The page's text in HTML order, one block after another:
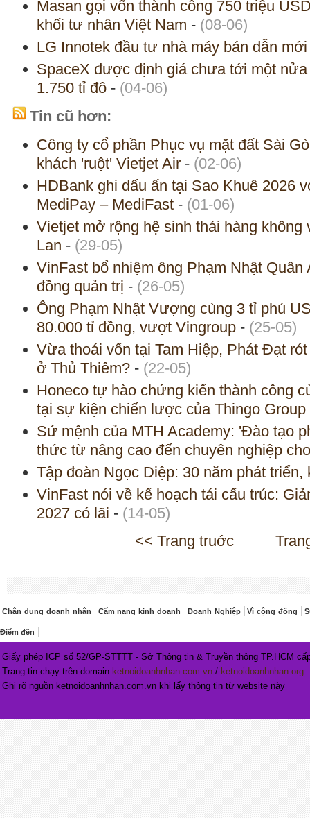
Masan gọi vốn thành công 750 triệu
khối tư nhân Việt Nam - (08-06)
LG Innotek đầu tư nhà máy bán dẫn
SpaceX được định giá chưa tới một
1.750 tỉ đô - (04-06)
Tin cũ hơn:
Công ty cổ phần Phục vụ mặt đất Sài
khách 'ruột' Vietjet Air - (02-06)
HDBank ghi dấu ấn tại Sao Khuê 2026
MediPay – MediFast - (01-06)
Vietjet mở rộng hệ sinh thái hàng
Lan - (29-05)
VinFast bổ nhiệm ông Phạm Nhật Quân
đồng quản trị - (26-05)
Ông Phạm Nhật Vượng cùng 3 tỉ phú
80.000 tỉ đồng, vượt Vingroup - (25-05)
Vừa thoái vốn tại Tam Hiệp, Phát Đạt
ở Thủ Thiêm? - (22-05)
Honeco tự hào chứng kiến thành công
tại sự kiện chiến lược của Thingo Group
Sứ mệnh của MTH Academy: 'Đào tạo
thức từ nâng cao đến chuyên nghiệp
Tập đoàn Ngọc Diệp: 30 năm phát triển,
VinFast nói về kế hoạch tái cấu trúc:
2027 có lãi - (14-05)
<< Trang truớc
Chân dung doanh nhân Cẩm nang kinh doanh Doanh Nghiệp Vì cộng đồng
Điểm đến
Giấy phép ICP số 52/GP-STTTT - Sở Thông tin & Truyền thông TP.HCM
Trang tin chạy trên domain ketnoidoanhnhan.com.vn / ketnoidoanhnhan.org
Ghi rõ nguồn ketnoidoanhnhan.com.vn khi lấy thông tin từ website này